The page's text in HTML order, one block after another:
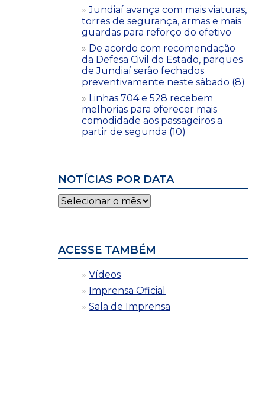
Jundiaí avança com mais viaturas,
torres de segurança, armas e mais
guardas para reforço do efetivo
De acordo com recomendação
da Defesa Civil do Estado, parques
de Jundiaí serão fechados
preventivamente neste sábado (8)
Linhas 704 e 528 recebem
melhorias para oferecer mais
comodidade aos passageiros a
partir de segunda (10)
NOTÍCIAS POR DATA
Notícias
por
ACESSE TAMBÉM
Vídeos
Imprensa Oficial
Sala de Imprensa